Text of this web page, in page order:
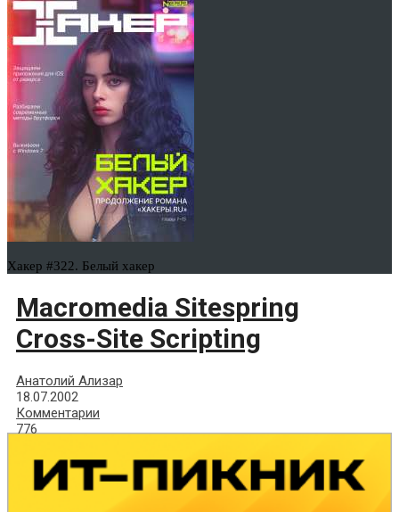
Хакер #322. Белый хакер
Macromedia Sitespring
Cross-Site Scripting
Анатолий Ализар
18.07.2002
Комментарии
776